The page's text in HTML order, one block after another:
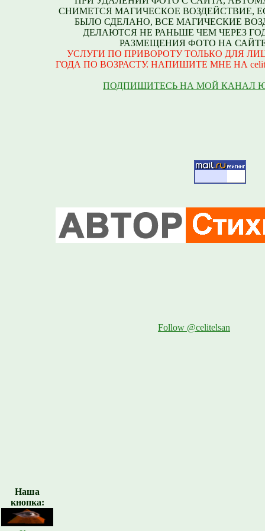
Наша
кнопка:
СНИМЕТСЯ МАГИЧЕСКОЕ ВОЗДЕЙСТВИЕ,
БЫЛО СДЕЛАНО, ВСЕ МАГИЧЕСКИЕ
ДЕЛАЮТСЯ НЕ РАНЬШЕ ЧЕМ ЧЕРЕЗ
РАЗМЕЩЕНИЯ ФОТО НА
УСЛУГИ ПО ПРИВОРОТУ ТОЛЬКО ДЛЯ
ГОДА ПО ВОЗРАСТУ. НАПИШИТЕ МНЕ НА
ПОДПИШИТЕСЬ НА МОЙ КАНАЛ
Follow @celitelsan